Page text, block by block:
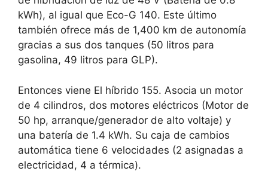
kWh), al igual que Eco-G 140. Este último
también ofrece más de 1,400 km de autonomía
gracias a sus dos tanques (50 litros para
gasolina, 49 litros para GLP).
Entonces viene El híbrido 155. Asocia un motor
de 4 cilindros, dos motores eléctricos (Motor de
50 hp, arranque/generador de alto voltaje) y
una batería de 1.4 kWh. Su caja de cambios
automática tiene 6 velocidades (2 asignadas a
electricidad, 4 a térmica).